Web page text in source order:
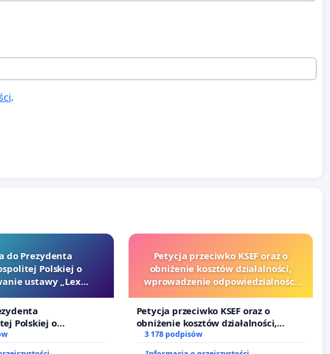
.
do Prezydenta
Polskiej o
ustawy „Lex
Polskiej o
„Lex Szarlatan”
Petycja przeciwko KSEF oraz o
obniżenie kosztów działalności,
wprowadzenie odpowiedzialności
i sędziów
Petycja przeciwko KSEF oraz o
obniżenie kosztów działalności,
wprowadzenie odpowiedzialności
3 178 podpisów